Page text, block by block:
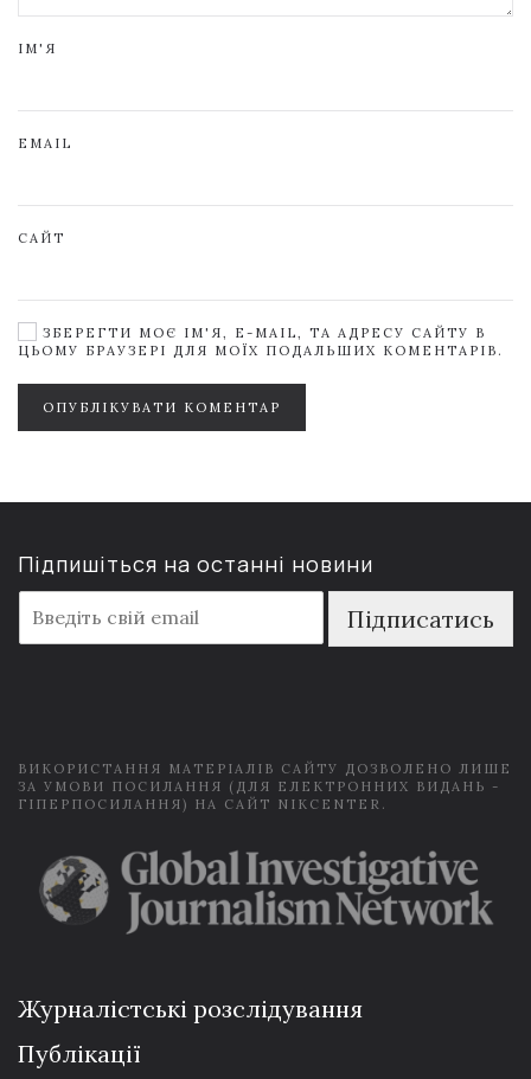
ІМ'Я
EMAIL
САЙТ
ЗБЕРЕГТИ МОЄ ІМ'Я, E-MAIL, ТА АДРЕСУ САЙТУ В
ЦЬОМУ БРАУЗЕРІ ДЛЯ МОЇХ ПОДАЛЬШИХ КОМЕНТАРІВ.
ОПУБЛІКУВАТИ КОМЕНТАР
Підпишіться на останні новини
m
a
Підписатись
ВИКОРИСТАННЯ МАТЕРІАЛІВ САЙТУ ДОЗВОЛЕНО ЛИШЕ
ЗА УМОВИ ПОСИЛАННЯ (ДЛЯ ЕЛЕКТРОННИХ ВИДАНЬ -
ГІПЕРПОСИЛАННЯ) НА САЙТ NIKCENTER.
Журналістські розслідування
Публікації